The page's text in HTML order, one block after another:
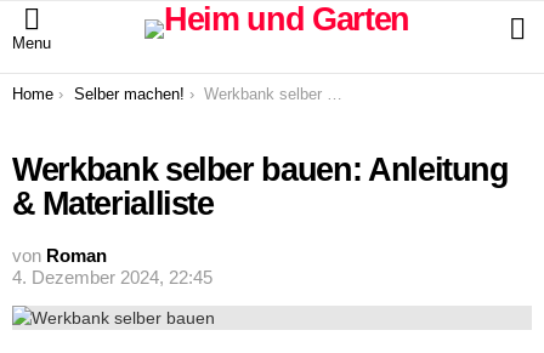
Menu
You are here:
Home Selber machen! Werkbank selber bauen: Anleitung & Materialliste
Werkbank selber bauen: Anleitung
& Materialliste
von Roman
4. Dezember 2024, 22:45